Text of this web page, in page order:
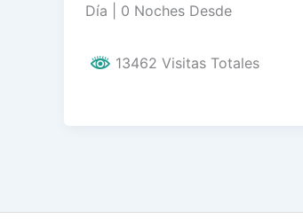
Día | 0 Noches Desde
13462 Visitas Totales